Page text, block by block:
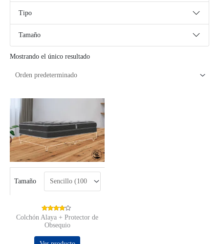
Tipo
Tamaño
Mostrando el único resultado
Tamaño
Valorado
con
3.67
Colchón Alaya + Protector de
Obsequio